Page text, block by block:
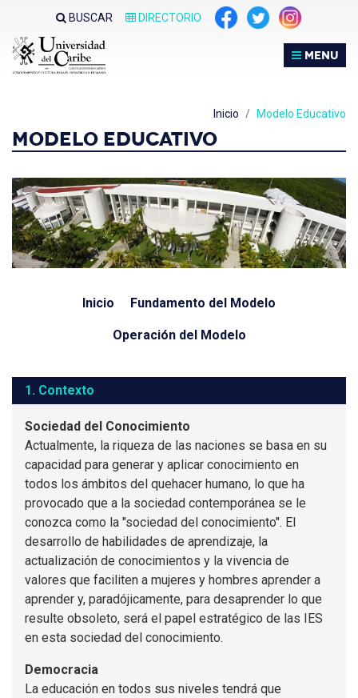
sitio
web
de
BUSCAR DIRECTORIO
MENU
Inicio Modelo Educativo
MODELO EDUCATIVO
Inicio Fundamento del Modelo
Operación del Modelo
1. Contexto
Sociedad del Conocimiento
Actualmente, la riqueza de las naciones se basa en su
capacidad para generar y aplicar conocimiento en
todos los ámbitos del quehacer humano, lo que ha
provocado que a la sociedad contemporánea se le
conozca como la "sociedad del conocimiento". El
desarrollo de habilidades de aprendizaje, la
actualización de conocimientos y la vivencia de
valores que faciliten a mujeres y hombres aprender a
aprender y, paradójicamente, para desaprender lo que
resulte obsoleto, será el papel estratégico de las IES
en esta sociedad del conocimiento.
Democracia
La educación en todos sus niveles tendrá que